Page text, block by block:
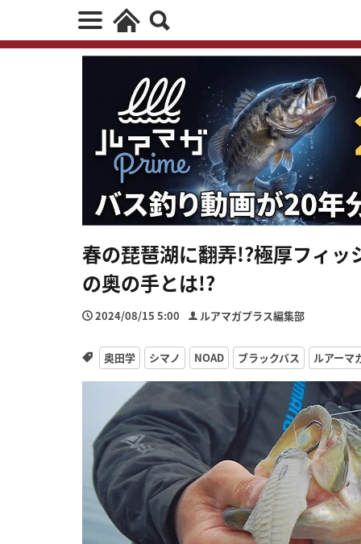
春の琵琶湖に翻弄!?極厚フィ
の奥の手とは!?
2024/08/15 5:00 ルアマガプラス編集部
奥田学 シマノ NOAD ブラックバス ルアーマ